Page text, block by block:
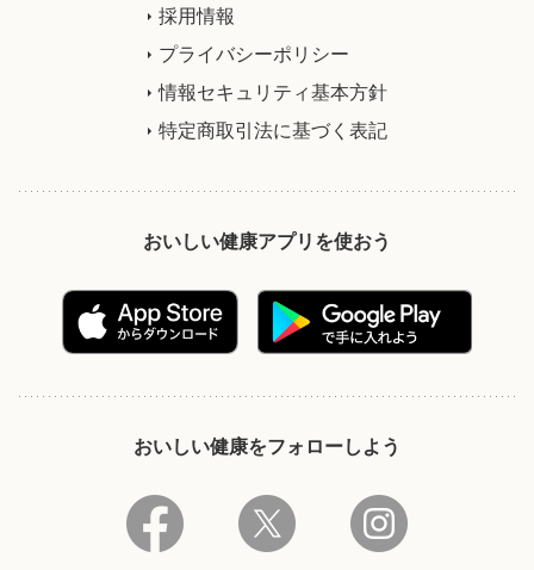
採用情報
プライバシーポリシー
情報セキュリティ基本方針
特定商取引法に基づく表記
おいしい健康アプリを使おう
おいしい健康をフォローしよう